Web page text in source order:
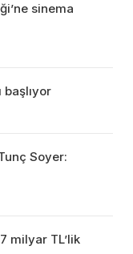
sinema
başlıyor
Soyer:
milyar TL’lik